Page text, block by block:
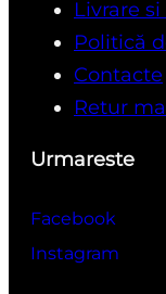
Livrare
Politică
Contacte
Retur
Urmareste
Facebook
Instagram